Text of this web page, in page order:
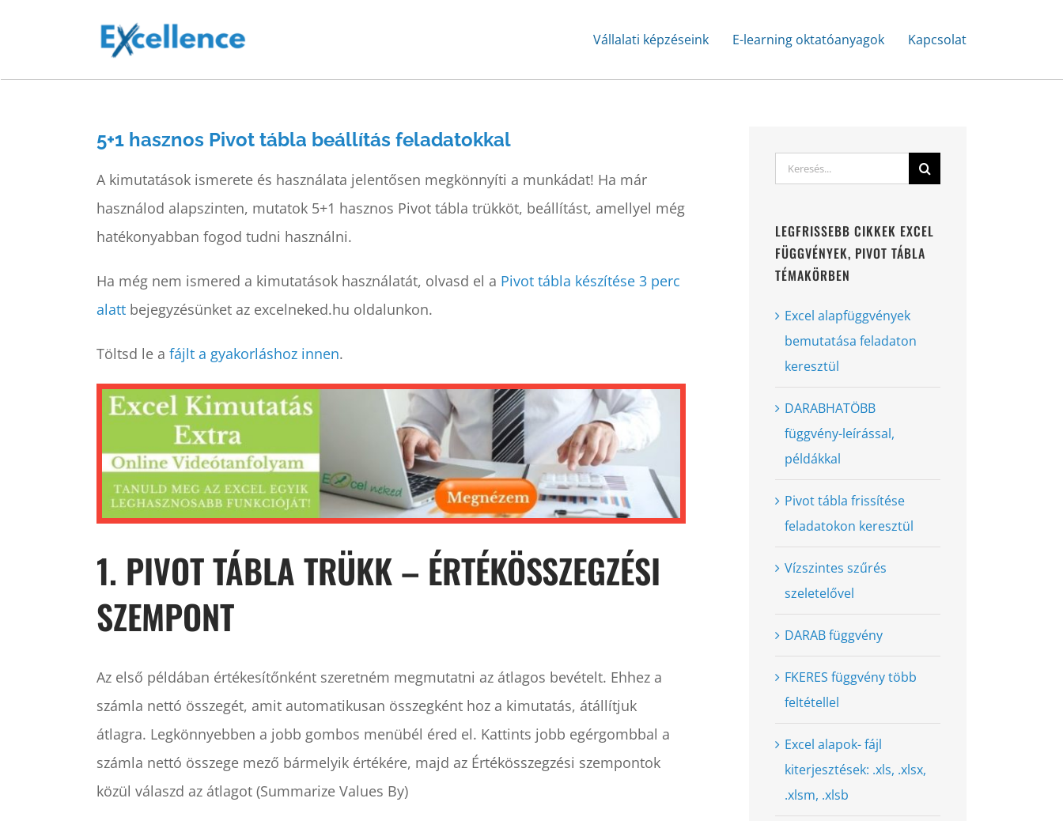
Vállalati képzéseink
E-learning oktatóanyagok Kapcsolat
5+1 hasznos Pivot tábla beállítás feladatokkal
A kimutatások ismerete és használata jelentősen megkönnyíti a munkádat! Ha már
használod alapszinten, mutatok 5+1 hasznos Pivot tábla trükköt, beállítást, amellyel még
hatékonyabban fogod tudni használni.
Ha még nem ismered a kimutatások használatát, olvasd el a Pivot tábla készítése 3 perc
alatt bejegyzésünket az excelneked.hu oldalunkon.
Töltsd le a fájlt a gyakorláshoz innen.
1. PIVOT TÁBLA TRÜKK – ÉRTÉKÖSSZEGZÉSI
SZEMPONT
Az első példában értékesítőnként szeretném megmutatni az átlagos bevételt. Ehhez a
számla nettó összegét, amit automatikusan összegként hoz a kimutatás, átállítjuk
átlagra. Legkönnyebben a jobb gombos menübél éred el. Kattints jobb egérgombbal a
számla nettó összege mező bármelyik értékére, majd az Értékösszegzési szempontok
közül válaszd az átlagot (Summarize Values By)
Keresés...
LEGFRISSEBB CIKKEK EXCEL
FÜGGVÉNYEK, PIVOT TÁBLA
TÉMAKÖRBEN
Excel alapfüggvények
bemutatása feladaton
keresztül
DARABHATÖBB
függvény-leírással,
példákkal
Pivot tábla frissítése
feladatokon keresztül
Vízszintes szűrés
szeletelővel
DARAB függvény
FKERES függvény több
feltétellel
Excel alapok- fájl
kiterjesztések: .xls, .xlsx,
.xlsm, .xlsb